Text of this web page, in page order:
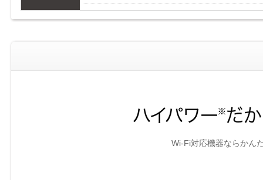
Wi-Fi対応機器ならかん